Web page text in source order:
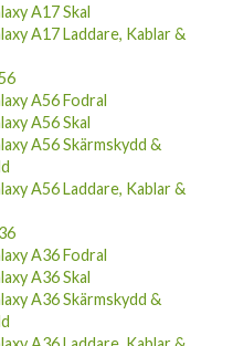
A17 Skal
A17 Laddare, Kablar &
A56 Fodral
A56 Skal
A56 Skärmskydd &
A56 Laddare, Kablar &
A36 Fodral
A36 Skal
A36 Skärmskydd &